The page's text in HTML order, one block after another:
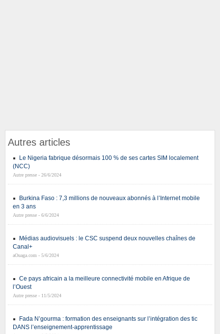
Autres articles
Le Nigeria fabrique désormais 100 % de ses cartes SIM localement
(NCC)
Autre presse - 26/6/2024
Burkina Faso : 7,3 millions de nouveaux abonnés à l’Internet mobile
en 3 ans
Autre presse - 6/6/2024
Médias audiovisuels : le CSC suspend deux nouvelles chaînes de
Canal+
aOuaga.com - 5/6/2024
Ce pays africain a la meilleure connectivité mobile en Afrique de
l’Ouest
Autre presse - 11/5/2024
Fada N’gourma : formation des enseignants sur l’intégration des tic
DANS l’enseignement-apprentissage